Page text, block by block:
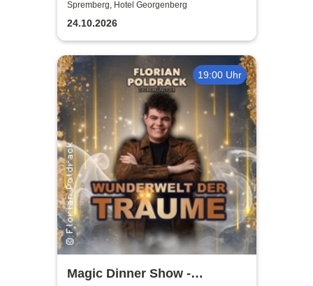
Than Two Pieces / Ein
Fenster zum Himmel
Spremberg, Hotel Georgenberg
24.10.2026
19:00 Uhr
Magic Dinner Show -